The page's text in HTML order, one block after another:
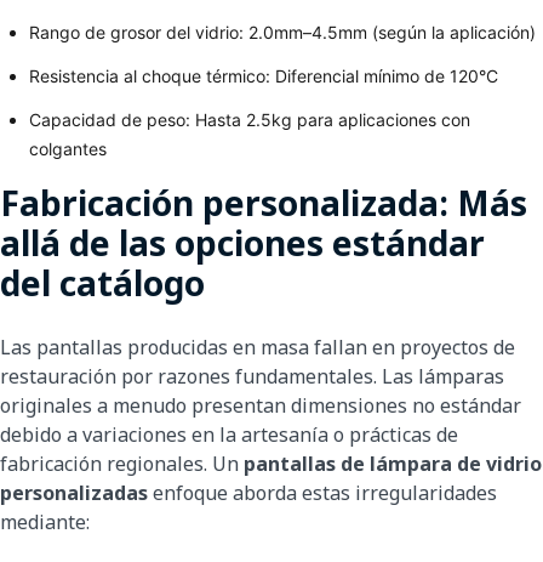
Rango de grosor del vidrio: 2.0mm–4.5mm (según la aplicación)
Resistencia al choque térmico: Diferencial mínimo de 120°C
Capacidad de peso: Hasta 2.5kg para aplicaciones con
colgantes
Fabricación personalizada: Más
allá de las opciones estándar
del catálogo
Las pantallas producidas en masa fallan en proyectos de
restauración por razones fundamentales. Las lámparas
originales a menudo presentan dimensiones no estándar
debido a variaciones en la artesanía o prácticas de
fabricación regionales. Un pantallas de lámpara de vidrio
personalizadasenfoque aborda estas irregularidades
mediante: